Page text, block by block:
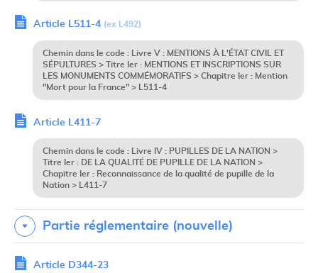
Article L511-4 (ex L492)
Chemin dans le code : Livre V : MENTIONS À L'ÉTAT CIVIL ET
SÉPULTURES > Titre Ier : MENTIONS ET INSCRIPTIONS SUR
LES MONUMENTS COMMÉMORATIFS > Chapitre Ier : Mention
"Mort pour la France" > L511-4
Article L411-7
Chemin dans le code : Livre IV : PUPILLES DE LA NATION >
Titre Ier : DE LA QUALITÉ DE PUPILLE DE LA NATION >
Chapitre Ier : Reconnaissance de la qualité de pupille de la
Nation > L411-7
Partie réglementaire (nouvelle)
Article D344-23